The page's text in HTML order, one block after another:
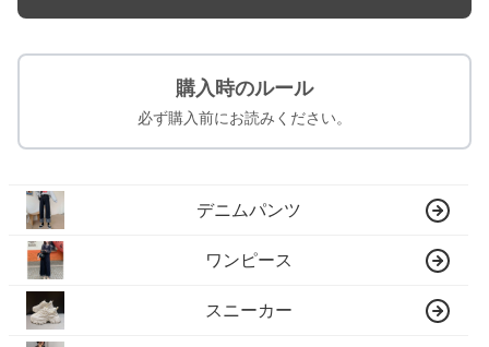
購入時のルール
必ず購入前にお読みください。
デニムパンツ
ワンピース
スニーカー